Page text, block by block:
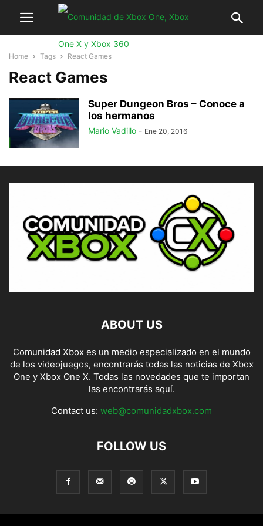
Home Tags React Games
React Games
Super Dungeon Bros – Conoce a
los hermanos
Mario Vadillo - Ene 20, 2016
ABOUT US
Comunidad Xbox es un medio especializado en el mundo
de los videojuegos, encontrarás todas las noticias de Xbox
One y Xbox One X. Todas las novedades que te importan
las encontrarás aquí.
Contact us: web@comunidadxbox.com
FOLLOW US